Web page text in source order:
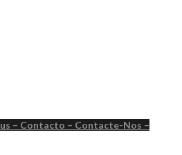
– Contacto – Contacte-Nos –